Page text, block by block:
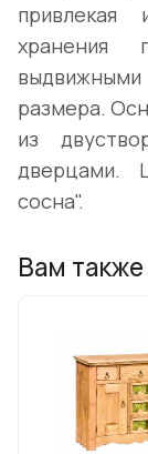
привлекая
хранения
размера.
из
дверцами.
сосна".
Вам